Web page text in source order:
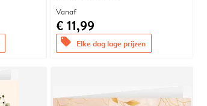
Vanaf
€ 11,99
offers Elke dag lage prijzen